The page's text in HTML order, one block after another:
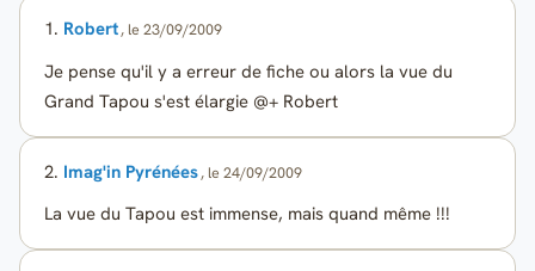
1. Robert, le 23/09/2009
Je pense qu'il y a erreur de fiche ou alors la vue du
Grand Tapou s'est élargie @+ Robert
2. Imag'in Pyrénées, le 24/09/2009
La vue du Tapou est immense, mais quand même !!!